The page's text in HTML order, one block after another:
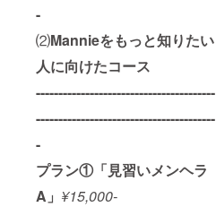
-
⑵Mannieをもっと知りたい
人に向けたコース
----------------------------------------
----------------------------------------
-
プラン①「見習いメンヘラ
A」 ¥15,000-